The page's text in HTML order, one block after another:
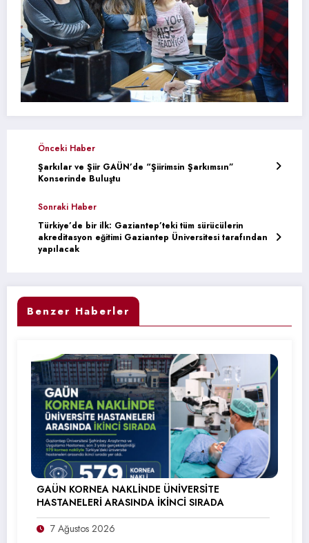
Önceki Haber
Şarkılar ve Şiir GAÜN’de “Şiirimsin Şarkımsın”
Konserinde Buluştu
Sonraki Haber
Türkiye’de bir ilk: Gaziantep’teki tüm sürücülerin
akreditasyon eğitimi Gaziantep Üniversitesi tarafından
yapılacak
Benzer Haberler
GAÜN KORNEA NAKLİNDE ÜNİVERSİTE
HASTANELERİ ARASINDA İKİNCİ SIRADA
7 Ağustos 2026